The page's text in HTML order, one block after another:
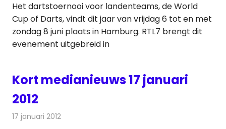
Het dartstoernooi voor landenteams, de World
Cup of Darts, vindt dit jaar van vrijdag 6 tot en met
zondag 8 juni plaats in Hamburg. RTL7 brengt dit
evenement uitgebreid in
Kort medianieuws 17 januari
2012
17 januari 2012